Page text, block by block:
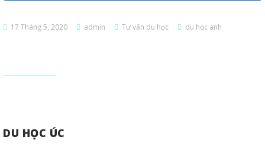
17 Tháng 5, 2020 admin Tư vấn du học du học anh
DU HỌC ÚC